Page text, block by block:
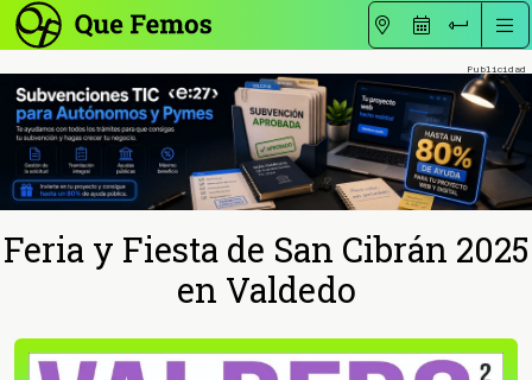
Feria y Fiesta de San Cibrán 2025
en Valdedo